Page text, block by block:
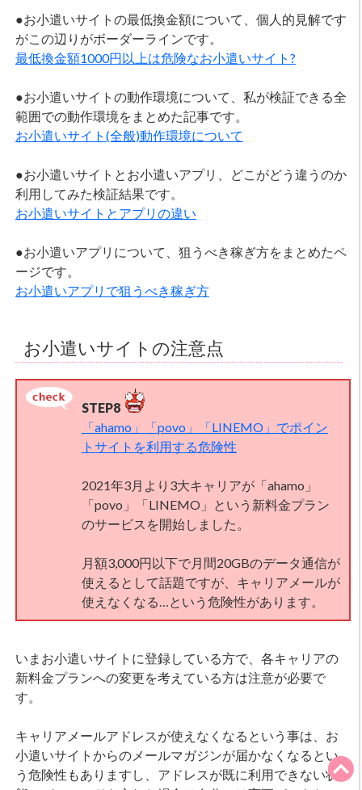
●お小遣いサイトの最低換金額について、個人的見解です
がこの辺りがボーダーラインです。
最低換金額1000円以上は危険なお小遣いサイト?
●お小遣いサイトの動作環境について、私が検証できる全
範囲での動作環境をまとめた記事です。
お小遣いサイト(全般)動作環境について
●お小遣いサイトとお小遣いアプリ、どこがどう違うのか
利用してみた検証結果です。
お小遣いサイトとアプリの違い
●お小遣いアプリについて、狙うべき稼ぎ方をまとめたペ
ージです。
お小遣いアプリで狙うべき稼ぎ方
お小遣いサイトの注意点
STEP8
「ahamo」「povo」「LINEMO」でポイン
トサイトを利用する危険性
2021年3月より3大キャリアが「ahamo」
「povo」「LINEMO」という新料金プラン
のサービスを開始しました。
月額3,000円以下で月間20GBのデータ通信が
使えるとして話題ですが、キャリアメールが
使えなくなる…という危険性があります。
いまお小遣いサイトに登録している方で、各キャリアの
新料金プランへの変更を考えている方は注意が必要で
す。
キャリアメールアドレスが使えなくなるという事は、お
小遣いサイトからのメールマガジンが届かなくなるとい
う危険性もありますし、アドレスが既に利用できない状